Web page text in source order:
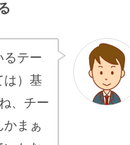
るテー
は）基
、チー
かまぁ